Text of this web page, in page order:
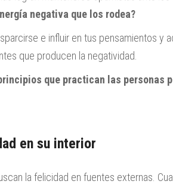
negativa que los rodea?
e influir en tus pensamientos y
que producen la negatividad.
que practican las personas
en su interior
la felicidad en fuentes externas.